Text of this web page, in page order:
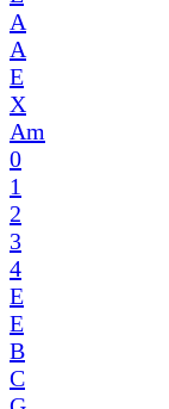
A
A
E
X
Am
0
1
2
3
4
E
E
B
C